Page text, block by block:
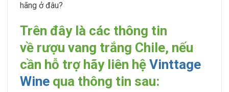
hãng ở đâu?
Trên đây là các thông tin
về rượu vang trắng Chile, nếu
cần hỗ trợ hãy liên hệ Vinttage
Wine qua thông tin sau: